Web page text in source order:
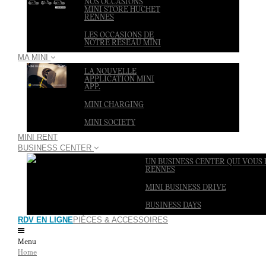
NOS OCCASIONS
MINI STORE HUCHET
RENNES
LES OCCASIONS DE
NOTRE RÉSEAU MINI
MA MINI
LA NOUVELLE
APPLICATION MINI
APP.
MINI CHARGING
MINI SOCIETY
MINI RENT
BUSINESS CENTER
UN BUSINESS CENTER QUI
RENNES
MINI BUSINESS DRIVE
BUSINESS DAYS
RDV EN LIGNE PIÈCES & ACCESSOIRES
Menu
Home